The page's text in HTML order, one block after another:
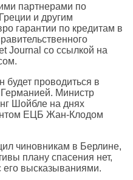
партнерами по
и другим
гарантии по кредитам в
Journal со ссылкой на
будет проводиться в
Министр
Шойбле на днях
ЕЦБ Жан-Клодом
чиновникам в Берлине,
плану спасения нет,
его высказываниями.